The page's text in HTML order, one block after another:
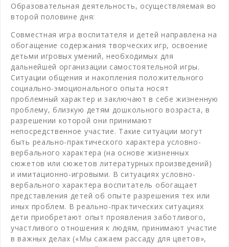
Образовательная деятельность, осуществляемая во
второй половине дня:
Совместная игра воспитателя и детей направлена на
обогащение содержания творческих игр, освоение
детьми игровых умений, необходимых для
дальнейшей организации самостоятельной игры.
Ситуации общения и накопления положительного
социально-эмоционального опыта носят
проблемный характер и заключают в себе жизненную
проблему, близкую детям дошкольного возраста, в
разрешении которой они принимают
непосредственное участие. Такие ситуации могут
быть реально-практического характера условно-
вербального характера (на основе жизненных
сюжетов или сюжетов литературных произведений)
и имитационно-игровыми. В ситуациях условно-
вербального характера воспитатель обогащает
представления детей об опыте разрешения тех или
иных проблем. В реально-практических ситуациях
дети приобретают опыт проявления заботливого,
участливого отношения к людям, принимают участие
в важных делах («Мы сажаем рассаду для цветов»,